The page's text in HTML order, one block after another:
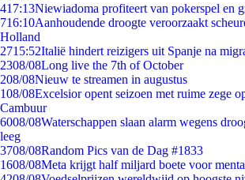
417:13Niewiadoma profiteert van pokerspel en
716:10Aanhoudende droogte veroorzaakt
Holland
2715:52Italië hindert reizigers uit Spanje na
2308/08Long live the 7th of October
208/08Nieuw te streamen in augustus
108/08Excelsior opent seizoen met ruime zege
Cambuur
6008/08Waterschappen slaan alarm wegens
leeg
3708/08Random Pics van de Dag #1833
1608/08Meta krijgt half miljard boete voor